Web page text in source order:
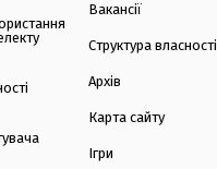
Вакансії
Структура власності
Архів
Карта сайту
Ігри